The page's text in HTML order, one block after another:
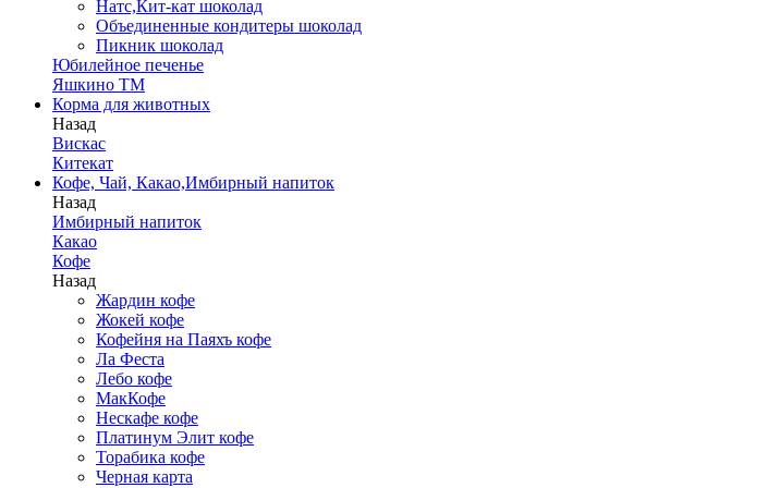
Натс,Кит-кат шоколад
Объединенные кондитеры шоколад
Пикник шоколад
Юбилейное печенье
Яшкино ТМ
Корма для животных
Назад
Вискас
Китекат
Кофе, Чай, Какао,Имбирный напиток
Назад
Имбирный напиток
Какао
Кофе
Назад
Жардин кофе
Жокей кофе
Кофейня на Паяхъ кофе
Ла Феста
Лебо кофе
МакКофе
Нескафе кофе
Платинум Элит кофе
Торабика кофе
Черная карта